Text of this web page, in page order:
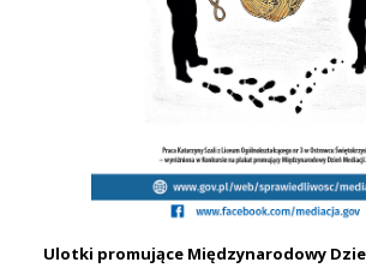
Ulotki promujące Międzynarodowy